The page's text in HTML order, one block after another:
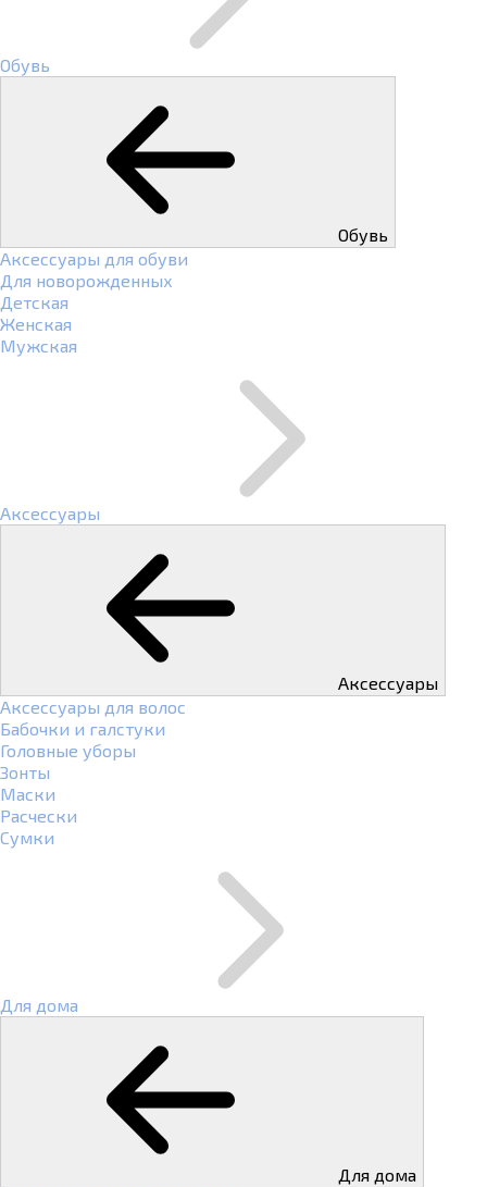
Обувь
Обувь
Аксессуары для обуви
Для новорожденных
Детская
Женская
Мужская
Аксессуары
Аксессуары
Аксессуары для волос
Бабочки и галстуки
Головные уборы
Зонты
Маски
Расчески
Сумки
Для дома
Для дома